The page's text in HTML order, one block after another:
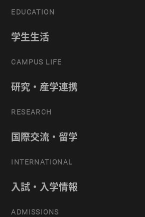
EDUCATION
学生生活
CAMPUS LIFE
研究・産学連携
RESEARCH
国際交流・留学
INTERNATIONAL
入試・入学情報
ADMISSIONS